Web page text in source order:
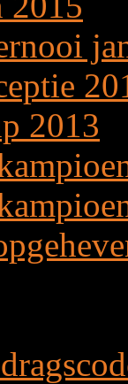
2013